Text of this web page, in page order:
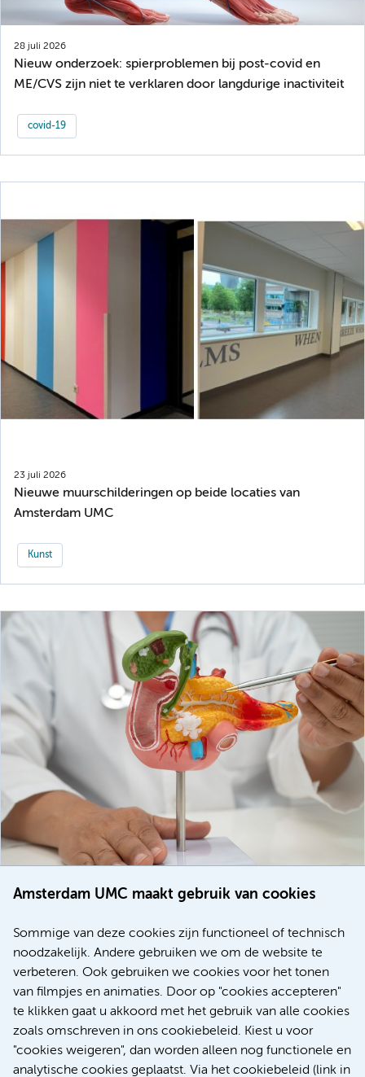
Amsterdam UMC maakt gebruik van cookies
Sommige van deze cookies zijn functioneel of technisch
noodzakelijk. Andere gebruiken we om de website te
verbeteren. Ook gebruiken we cookies voor het tonen
van filmpjes en animaties. Door op "cookies accepteren"
te klikken gaat u akkoord met het gebruik van alle cookies
zoals omschreven in ons cookiebeleid. Kiest u voor
"cookies weigeren", dan worden alleen nog functionele en
analytische cookies geplaatst. Via het cookiebeleid (link in
28 juli 2026
Nieuw onderzoek: spierproblemen bij post-covid en
ME/CVS zijn niet te verklaren door langdurige inactiviteit
covid-19
23 juli 2026
Nieuwe muurschilderingen op beide locaties van
Amsterdam UMC
Kunst
voor patiënten met alvleesklierkanker verbeteren
Meer